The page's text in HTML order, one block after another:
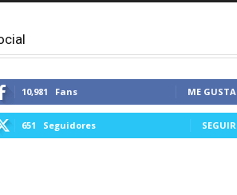
10,981 Fans ME GUSTA
651 Seguidores SEGUIR